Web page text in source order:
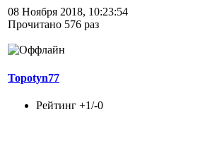
08 Ноября 2018, 10:23:54
Прочитано 576 раз
Topotyn77
Рейтинг +1/-0